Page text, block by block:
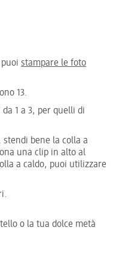
stampare le foto
13.
1 a 3, per quelli di
bene la colla a
una clip in alto al
a caldo, puoi utilizzare
o la tua dolce metà